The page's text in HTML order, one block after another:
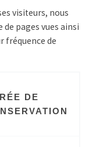
visiteurs, nous
pages vues ainsi
fréquence de
DE